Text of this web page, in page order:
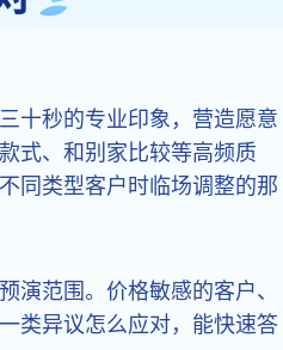
十秒的专业印象，营造愿意
式、和别家比较等高频质
同类型客户时临场调整的那
范围。价格敏感的客户、
类异议怎么应对，能快速答